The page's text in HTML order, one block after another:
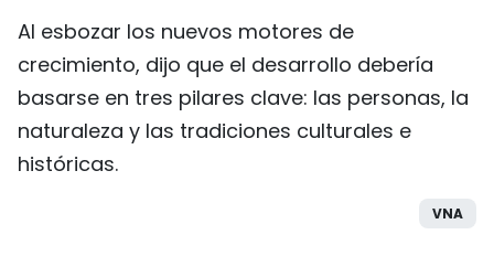
Al esbozar los nuevos motores de
crecimiento, dijo que el desarrollo debería
basarse en tres pilares clave: las personas, la
naturaleza y las tradiciones culturales e
históricas.
VNA